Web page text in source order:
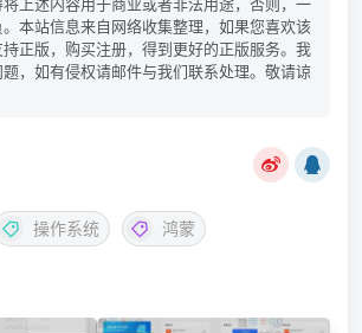
本站信息来自网络收集整理，如果您喜欢该
正版，购买注册，得到更好的正版服务。我
，如有侵权请邮件与我们联系处理。敬请谅
操作系统 鸿蒙